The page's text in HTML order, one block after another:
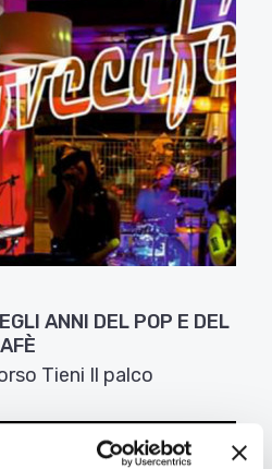
Libera la musica” la
una menzione
Freddo”. È stato
Ci parli di
la house band del
e l’orchestra del musical
Cosa hanno
diversi momenti per il
At Midnightdi Chaka
Live in Parma (2009).
di undici canzoni di
Ci parli di questo cd?
ANNI DEL POP E DEL
Tieni Il palco